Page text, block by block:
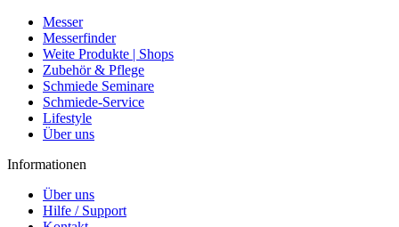
Messer
Messerfinder
Weite Produkte | Shops
Zubehör & Pflege
Schmiede Seminare
Schmiede-Service
Lifestyle
Über uns
Informationen
Über uns
Hilfe / Support